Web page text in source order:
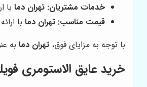
خدمات مشتریان: تهران دمابا
قیمت مناسب: تهران دمابا
با توجه به مزایای فوق، تهران دمابه
خرید عایق الاستومری